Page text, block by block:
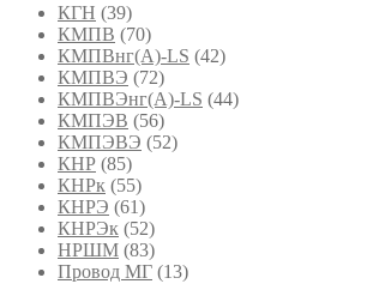
КГН (39)
КМПВ (70)
КМПВнг(А)-LS (42)
КМПВЭ (72)
КМПВЭнг(А)-LS (44)
КМПЭВ (56)
КМПЭВЭ (52)
КНР (85)
КНРк (55)
КНРЭ (61)
КНРЭк (52)
НРШМ (83)
Провод МГ (13)